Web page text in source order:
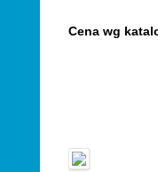
Cena wg